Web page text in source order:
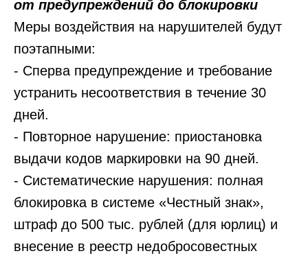
от предупреждений до блокировки
Меры воздействия на нарушителей будут
поэтапными:
- Сперва предупреждение и требование
устранить несоответствия в течение 30
дней.
- Повторное нарушение: приостановка
выдачи кодов маркировки на 90 дней.
- Систематические нарушения: полная
блокировка в системе «Честный знак»,
штраф до 500 тыс. рублей (для юрлиц) и
внесение в реестр недобросовестных
Оставить заявку
Оставьте заявку
на консультацию
по маркировке
знаке»
свяжется с вами и ответит на все ваши